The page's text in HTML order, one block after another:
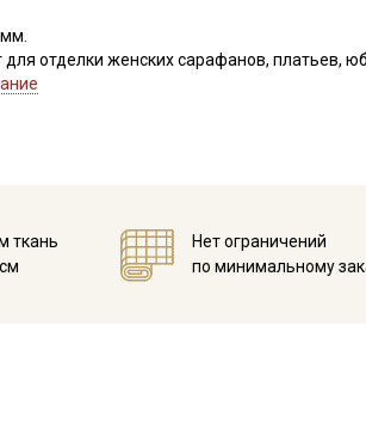
отделки женских сарафанов, платьев,
для украшения скатертей,
ткань
Нет ограничений
по минимальному